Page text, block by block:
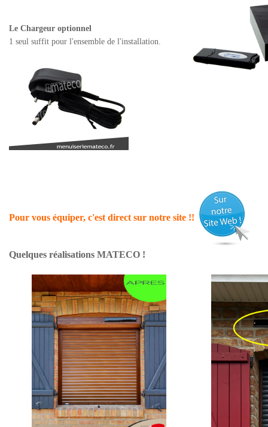
Le Chargeur optionnel
1 seul suffit pour l'ensemble de l'installation.
Pour vous équiper, c'est direct sur notre site !!
Quelques réalisations MATECO !